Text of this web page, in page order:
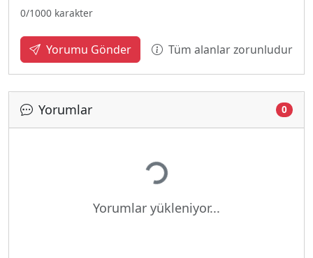
0/1000 karakter
Yorumu Gönder Tüm alanlar zorunludur
Yorumlar 0
Yükleniyor...
Yorumlar yükleniyor...